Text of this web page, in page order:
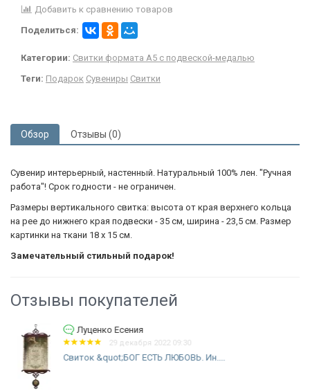
Добавить к сравнению товаров
Поделиться:
Категории: Свитки формата А5 с подвеской-медалью
Теги: Подарок Сувениры Свитки
Обзор Отзывы (0)
Сувенир интерьерный, настенный. Натуральный 100% лен. "Ручная
работа"! Срок годности - не ограничен.
Размеры вертикального свитка: высота от края верхнего кольца
на рее до нижнего края подвески - 35 см, ширина - 23,5 см. Размер
картинки на ткани 18 х 15 см.
Замечательный стильный подарок!
Отзывы покупателей
Луценко Есения
29 декабря 2022 09:30
Свиток &quot;БОГ ЕСТЬ ЛЮБОВЬ. Ин....